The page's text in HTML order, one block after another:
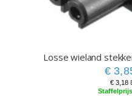
Losse wieland
€
€ 3,18